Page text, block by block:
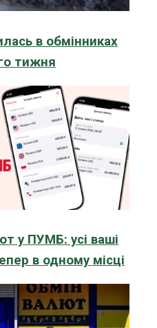
в обмінниках
тижня
у ПУМБ: усі ваші
в одному місці